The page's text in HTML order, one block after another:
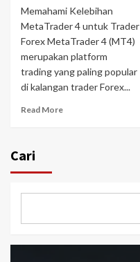
Memahami Kelebihan
MetaTrader 4 untuk Trader
Forex MetaTrader 4 (MT4)
merupakan platform
trading yang paling popular
di kalangan trader Forex...
Read More
Cari